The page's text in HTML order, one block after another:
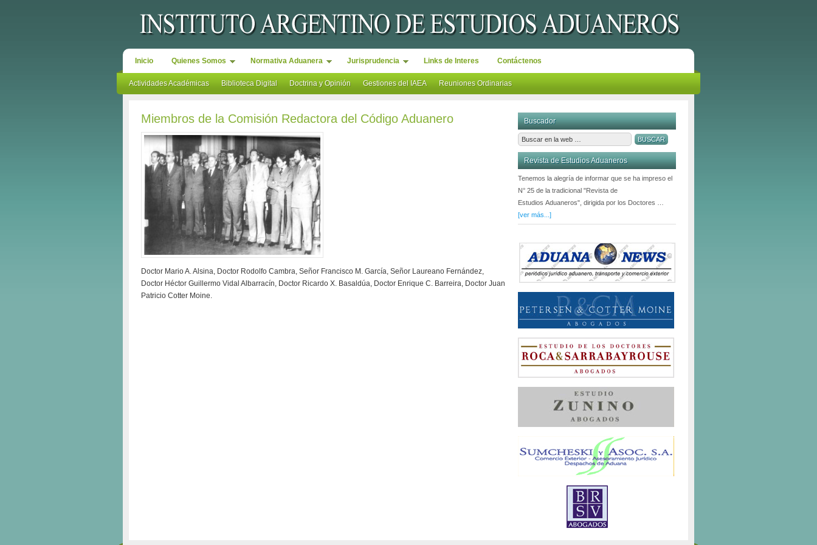
Inicio Quienes Somos Normativa Aduanera Jurisprudencia Links de Interes Contáctenos
Actividades Académicas Biblioteca Digital Doctrina y Opinión Gestiones del IAEA Reuniones Ordinarias
Miembros de la Comisión Redactora del Código Aduanero
Doctor Mario A. Alsina, Doctor Rodolfo Cambra, Señor Francisco M. García, Señor Laureano Fernández,
Doctor Héctor Guillermo Vidal Albarracín, Doctor Ricardo X. Basaldúa, Doctor Enrique C. Barreira, Doctor Juan
Patricio Cotter Moine.
Buscador
Revista de Estudios Aduaneros
Tenemos la alegría de informar que se ha impreso el
N° 25 de la tradicional "Revista de
Estudios Aduaneros", dirigida por los Doctores …
[ver más...]